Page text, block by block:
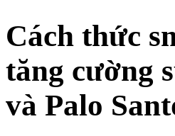
Cách thức
tăng cường
và Palo